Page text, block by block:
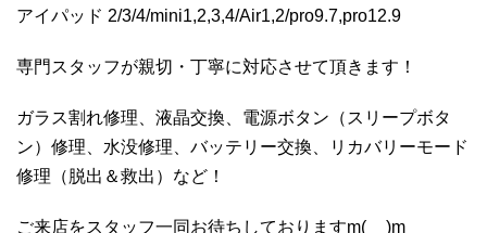
アイパッド 2/3/4/mini1,2,3,4/Air1,2/pro9.7,pro12.9
専門スタッフが親切・丁寧に対応させて頂きます！
ガラス割れ修理、液晶交換、電源ボタン（スリープボタ
ン）修理、水没修理、バッテリー交換、リカバリーモード
修理（脱出＆救出）など！
ご来店をスタッフ一同お待ちしておりますm(__)m